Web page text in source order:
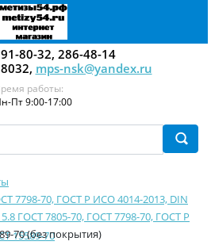
80-32, 286-48-14
mps-nsk@yandex.ru
работы:
Пт 9:00-17:00
7798-70, ГОСТ Р ИСО 4014-2013, DIN
ГОСТ 7805-70, ГОСТ 7798-70, ГОСТ Р
15589-70
70 (без покрытия)